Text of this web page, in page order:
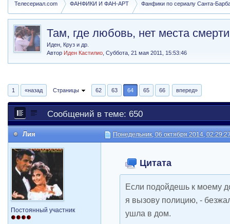
Телесериал.com ФАНФИКИ И ФАН-АРТ Фанфики по сериалу Санта-
Там, где любовь, нет места смерти
Иден, Круз и др.
Автор Иден Кастилио ,Суббота, 21 мая 2011, 15:53:46
1 «назад Страницы 62 63 64 65 66 вперед»
Сообщений в теме: 650
Лия Понедельник, 06 октября 2014,
Постоянный участник
Цитата
Если подойдешь к моему
я вызову полицию, -
ушла в дом.